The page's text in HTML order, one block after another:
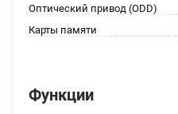
Оптический привод (ODD)
Карты памяти
Функции